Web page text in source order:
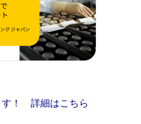
す！ 詳細はこちら